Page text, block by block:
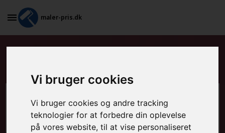
Vi bruger cookies
Vi bruger cookies og andre tracking
teknologier for at forbedre din oplevelse
på vores website, til at vise personaliseret
maler-pris.dk
Beregn prisen her
MALEROPGAVER - INDVENDIGT: